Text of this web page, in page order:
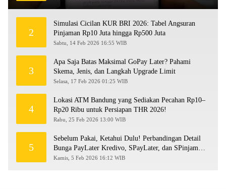
2
Simulasi Cicilan KUR BRI 2026: Tabel Angsuran
Pinjaman Rp10 Juta hingga Rp500 Juta
Sabtu, 14 Feb 2026 16:55 WIB
3
Apa Saja Batas Maksimal GoPay Later? Pahami
Skema, Jenis, dan Langkah Upgrade Limit
Selasa, 17 Feb 2026 01:25 WIB
4
Lokasi ATM Bandung yang Sediakan Pecahan Rp10–
Rp20 Ribu untuk Persiapan THR 2026!
Rabu, 25 Feb 2026 13:00 WIB
5
Sebelum Pakai, Ketahui Dulu! Perbandingan Detail
Bunga PayLater Kredivo, SPayLater, dan SPinjam
2026
Kamis, 5 Feb 2026 16:12 WIB